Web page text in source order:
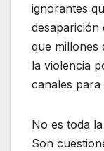
ignorantes
desaparición
que millones
la violencia
canales para
No es toda
Son